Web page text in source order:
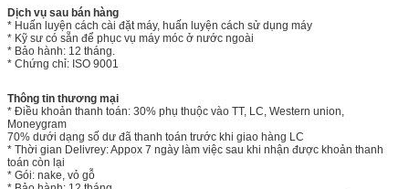
Dịch vụ sau bán hàng
* Huấn luyện cách cài đặt máy, huấn luyện cách sử dụng máy
* Kỹ sư có sẵn để phục vụ máy móc ở nước ngoài
* Bảo hành: 12 tháng.
* Chứng chỉ: ISO 9001
Thông tin thương mại
* Điều khoản thanh toán: 30% phụ thuộc vào TT, LC, Western union,
Moneygram
70% dưới dạng số dư đã thanh toán trước khi giao hàng LC
* Thời gian Delivrey: Appox 7 ngày làm việc sau khi nhận được khoản thanh
toán còn lại
* Gói: nake, vỏ gỗ